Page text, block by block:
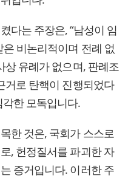
다는 주장은, “남성이 임
비논리적이며 전례 없
상 유례가 없으며, 판례조
거로 탄핵이 진행되었다
한 모독입니다.
한 것은, 국회가 스스로
, 헌정질서를 파괴한 자
증거입니다. 이러한 주